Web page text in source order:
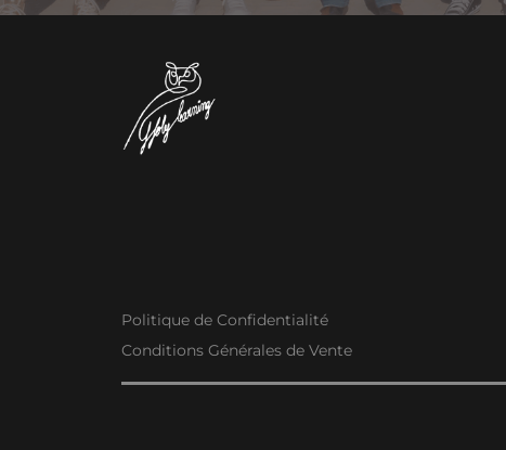
Politique de Confidentialité
Conditions Générales de Vente